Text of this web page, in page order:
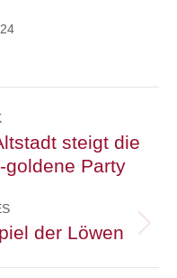
steigt die
goldene Party
der Löwen